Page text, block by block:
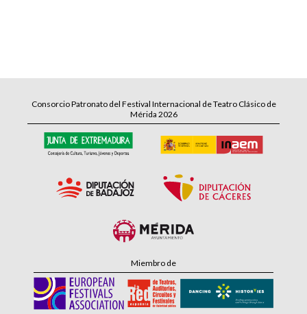
Consorcio Patronato del Festival Internacional de Teatro Clásico de
Mérida 2026
Miembro de